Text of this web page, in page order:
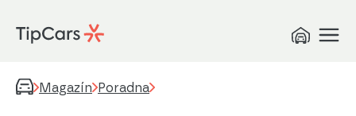
Magazín Poradna